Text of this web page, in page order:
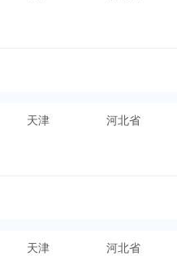
天津 河北省
天津 河北省